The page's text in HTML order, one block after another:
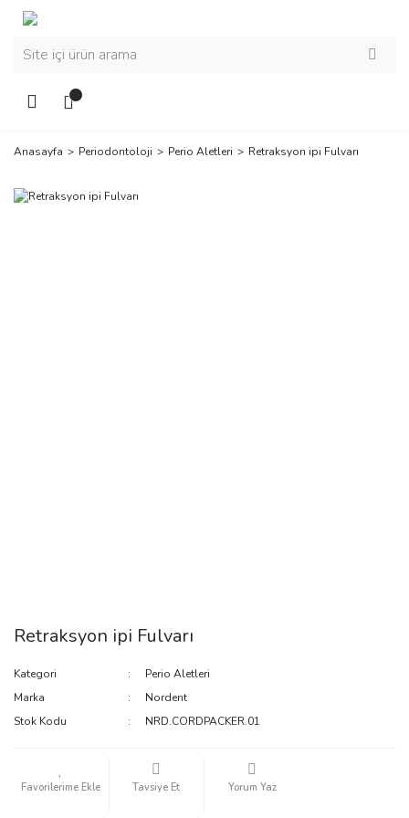
Anasayfa Periodontoloji Perio Aletleri Retraksyon ipi Fulvarı
Retraksyon ipi Fulvarı
Kategori
Perio Aletleri
Marka
Nordent
Stok Kodu
NRD.CORDPACKER.01
Tavsiye Et Yorum Yaz